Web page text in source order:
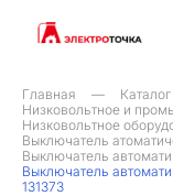
Главная
Низковольтное и
Низковольтное
Выключатель
Выключатель
Выключатель
131373